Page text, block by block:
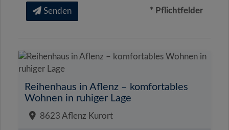
Senden * Pflichtfelder
Reihenhaus in Aflenz – komfortables
Wohnen in ruhiger Lage
8623 Aflenz Kurort